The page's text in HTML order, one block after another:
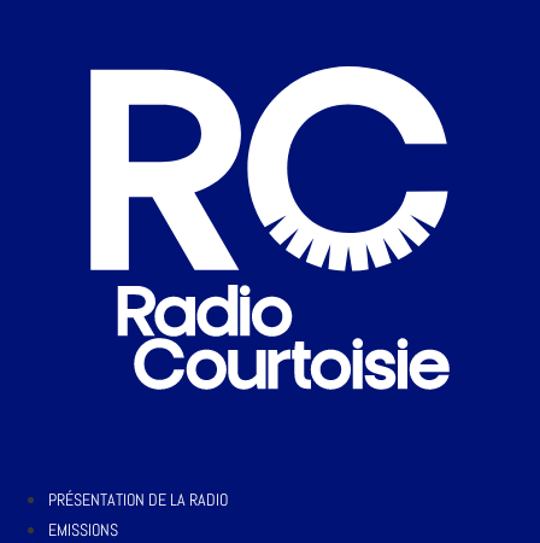
PRÉSENTATION DE LA RADIO
EMISSIONS